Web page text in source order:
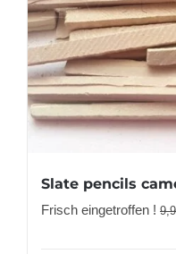
Slate pencils
Frisch eingetroffen !